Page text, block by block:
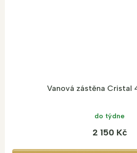
Vanová zástěna Cristal
do týdne
2 150 Kč